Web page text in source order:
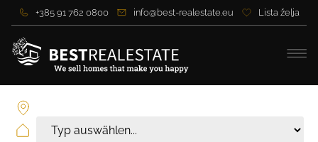
+385 91 762 0800 info@best-realestate.eu Lista želja